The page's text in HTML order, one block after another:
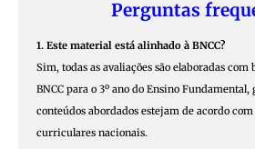
Perguntas
1. Este material está alinhado à BNCC?
Sim, todas as avaliações são elaboradas com
BNCC para o 3º ano do Ensino
conteúdos abordados estejam de acordo
curriculares nacionais.